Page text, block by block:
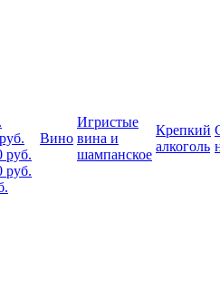
руб.
руб.
Вино
Игристые
вина и
шампанское
Крепкий
алкоголь